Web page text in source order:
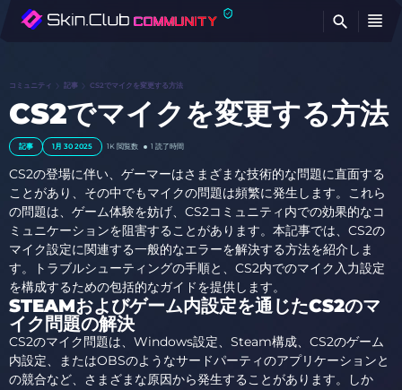
コミュニティ 記事 CS2でマイクを変更する方法
CS2でマイクを変更する方法
記事 1月 30 2025 1K 閲覧数 1 読了時間
CS2の登場に伴い、ゲーマーはさまざまな技術的な問題に直面する
ことがあり、その中でもマイクの問題は頻繁に発生します。これら
の問題は、ゲーム体験を妨げ、CS2コミュニティ内での効果的なコ
ミュニケーションを阻害することがあります。本記事では、CS2の
マイク設定に関連する一般的なエラーを解決する方法を紹介しま
す。トラブルシューティングの手順と、CS2内でのマイク入力設定
を構成するための包括的なガイドを提供します。
STEAMおよびゲーム内設定を通じたCS2のマ
イク問題の解決
CS2のマイク問題は、Windows設定、Steam構成、CS2のゲーム
内設定、またはOBSのようなサードパーティのアプリケーションと
の競合など、さまざまな原因から発生することがあります。しか